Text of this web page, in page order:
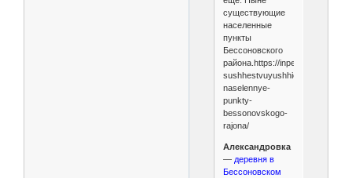
существующие
населенные
пункты
Бессоновского
района.https://inpenza.ru/nyne-
sushhestvuyushhie-
naselennye-
punkty-
bessonovskogo-
rajona/
Александровка
— деревня в
Бессоновском